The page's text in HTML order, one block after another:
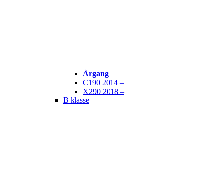
Årgang
C190 2014 –
X290 2018 –
B klasse